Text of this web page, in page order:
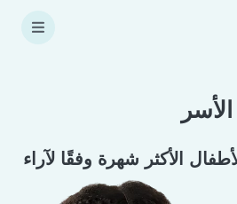
الأكثر شهرة وفقًا لآراء